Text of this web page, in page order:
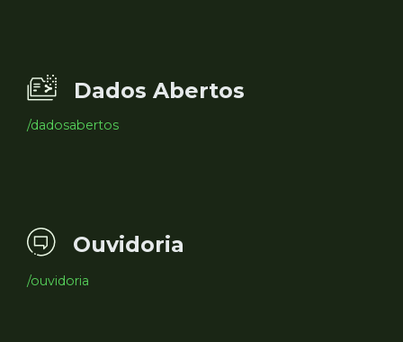
Dados Abertos
/dadosabertos
Ouvidoria
/ouvidoria